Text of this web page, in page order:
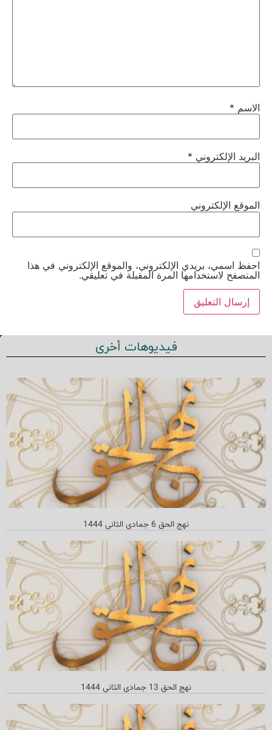
الاسم *
البريد الإلكتروني *
الموقع الإلكتروني
احفظ اسمي، بريدي الإلكتروني، والموقع الإلكتروني في هذا
المتصفح لاستخدامها المرة المقبلة في تعليقي.
فيديوهات أخرى
نهج الحق 6 جمادي الثاني 1444
نهج الحق 13 جمادي الثاني 1444